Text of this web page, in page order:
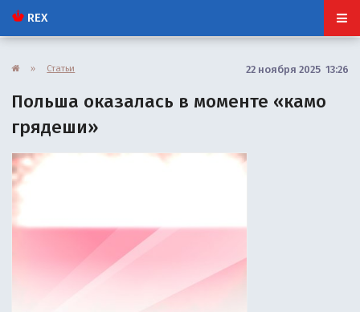
REX
» Статьи 22 ноября 2025 13:26
Польша оказалась в моменте «камо
грядеши»